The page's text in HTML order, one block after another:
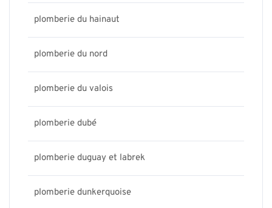
plomberie du hainaut
plomberie du nord
plomberie du valois
plomberie dubé
plomberie duguay et labrek
plomberie dunkerquoise